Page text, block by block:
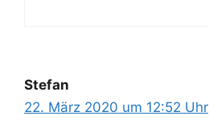
Stefan
22. März 2020 um 12:52 Uhr